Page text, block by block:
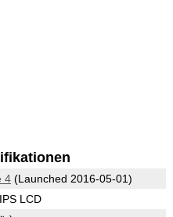
4(Launched 2016-05-01)
LCD